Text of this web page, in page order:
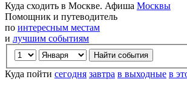
Куда сходить в Москве. Афиша Москвы
Помощник и путеводитель
по интересным местам
и лучшим событиям
Куда пойти сегодня завтра в выходные в